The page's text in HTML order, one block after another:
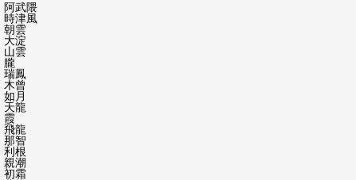
阿武隈
時津風
朝雲
大淀
山雲
朧
瑞鳳
木曾
如月
天龍
霞
飛龍
那智
利根
親潮
初霜